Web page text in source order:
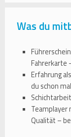
Was du
Fahrerkarte
Erfahrung
du schon
Teamplayer
Qualität –